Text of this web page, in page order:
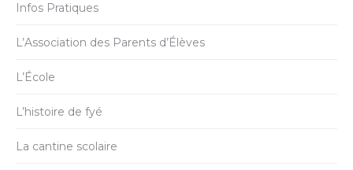
Infos Pratiques
L’Association des Parents d’Élèves
L’École
L’histoire de fyé
La cantine scolaire